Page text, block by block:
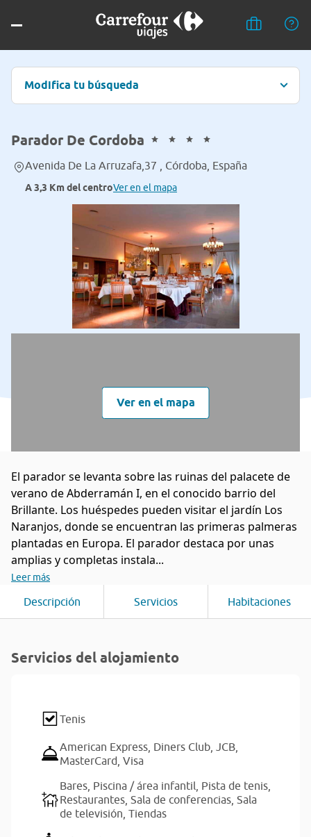
Modifica tu búsqueda
Parador De Cordoba
Avenida De La Arruzafa,37 , Córdoba, España
A 3,3 Km del centroVer en el mapa
Ver en el mapa
El parador se levanta sobre las ruinas del palacete de
verano de Abderramán I, en el conocido barrio del
Brillante. Los huéspedes pueden visitar el jardín Los
Naranjos, donde se encuentran las primeras palmeras
plantadas en Europa. El parador destaca por unas
amplias y completas instala...
Leer más
Descripción Servicios Habitaciones
Servicios del alojamiento
Tenis
American Express, Diners Club, JCB,
MasterCard, Visa
Bares, Piscina / área infantil, Pista de tenis,
Restaurantes, Sala de conferencias, Sala
de televisión, Tiendas